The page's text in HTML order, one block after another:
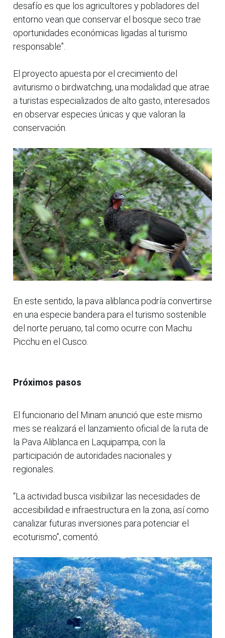
desafío es que los agricultores y pobladores del
entorno vean que conservar el bosque seco trae
oportunidades económicas ligadas al turismo
responsable”.
El proyecto apuesta por el crecimiento del
aviturismo o birdwatching, una modalidad que atrae
a turistas especializados de alto gasto, interesados
en observar especies únicas y que valoran la
conservación.
En este sentido, la pava aliblanca podría convertirse
en una especie bandera para el turismo sostenible
del norte peruano, tal como ocurre con Machu
Picchu en el Cusco.
Próximos pasos
El funcionario del Minam anunció que este mismo
mes se realizará el lanzamiento oficial de la ruta de
la Pava Aliblanca en Laquipampa, con la
participación de autoridades nacionales y
regionales.
“La actividad busca visibilizar las necesidades de
accesibilidad e infraestructura en la zona, así como
canalizar futuras inversiones para potenciar el
ecoturismo”, comentó.